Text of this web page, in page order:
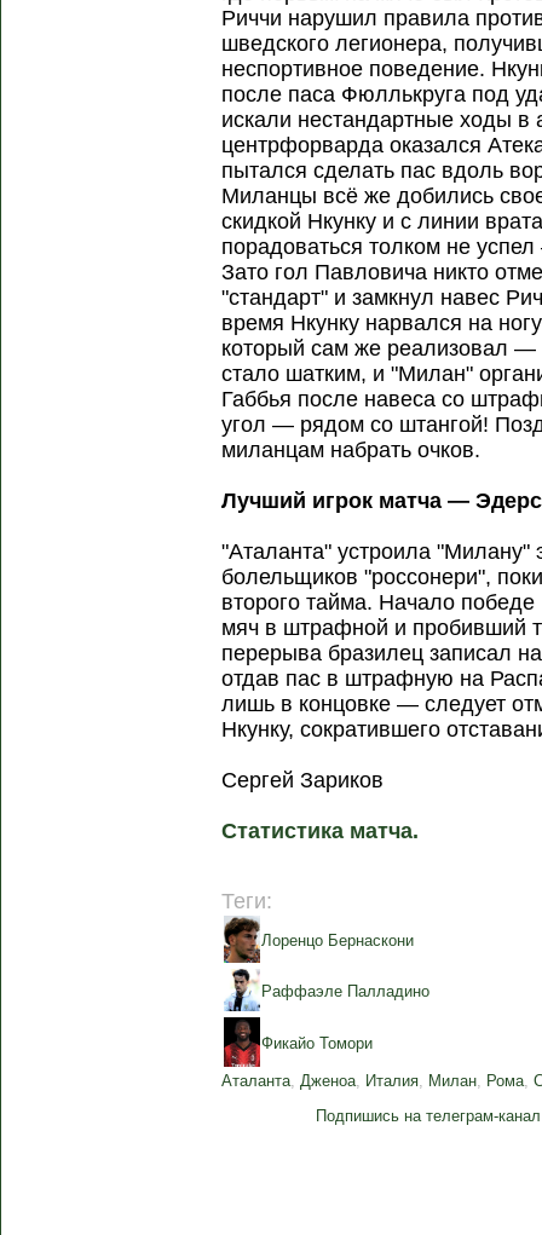
Риччи нарушил правила
шведского легионера,
неспортивное поведение.
после паса Фюллькруга под
искали нестандартные ходы в
центрфорварда оказался
пытался сделать пас вдоль
Миланцы всё же добились
скидкой Нкунку и с линии
порадоваться толком не
Зато гол Павловича никто
"стандарт" и замкнул навес
время Нкунку нарвался на
который сам же реализовал
стало шатким, и "Милан"
Габбья после навеса со
угол — рядом со штангой!
миланцам набрать очков.
Лучший игрок матча —
"Аталанта" устроила "Милану"
болельщиков "россонери",
второго тайма. Начало
мяч в штрафной и пробивший
перерыва бразилец записал
отдав пас в штрафную на
лишь в концовке — следует
Нкунку, сократившего
Сергей Зариков
Статистика матча.
Теги:
Лоренцо Бернаскони
Раффаэле Палладино
Фикайо Томори
Аталанта,Дженоа, Италия, Милан, Рома,
Подпишись на телеграм-